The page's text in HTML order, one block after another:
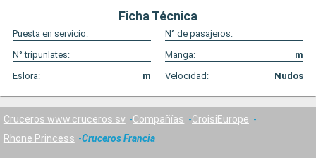
Ficha Técnica
Puesta en servicio:
N° de pasajeros:
N° tripunlates:
Manga:
m
Eslora:
m Velocidad: Nudos
Cruceros www.cruceros.sv Compañías
CroisiEurope
Rhone Princess
Cruceros Francia